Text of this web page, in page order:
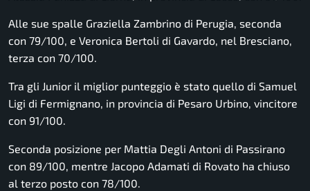
Alle sue spalle Graziella Zambrino di Perugia, seconda
con 79/100, e Veronica Bertoli di Gavardo, nel Bresciano,
terza con 70/100.
Tra gli Junior il miglior punteggio è stato quello di Samuel
Ligi di Fermignano, in provincia di Pesaro Urbino, vincitore
con 91/100.
Seconda posizione per Mattia Degli Antoni di Passirano
con 89/100, mentre Jacopo Adamati di Rovato ha chiuso
al terzo posto con 78/100.